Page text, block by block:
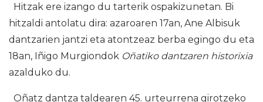
Hitzak ere izango du tarterik ospakizunetan. Bi
hitzaldi antolatu dira: azaroaren 17an, Ane Albisuk
dantzarien jantzi eta atontzeaz berba egingo du eta
18an, Iñigo Murgiondok Oñatiko dantzaren historixia
azalduko du.
Oñatz dantza taldearen 45. urteurrena girotzeko